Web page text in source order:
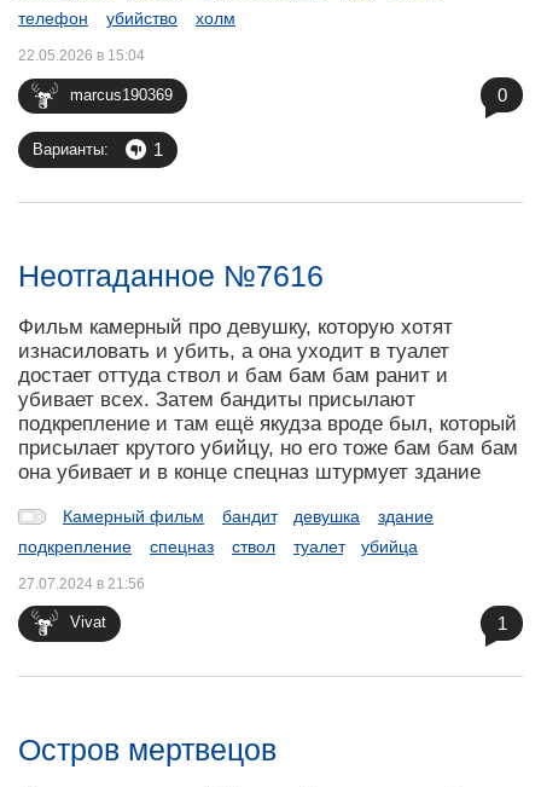
телефон
убийство холм
marcus190369
22.05.2026 в 15:04
Варианты: 1
0
Неотгаданное №7616
Фильм камерный про девушку, которую хотят
изнасиловать и убить, а она уходит в туалет
достает оттуда ствол и бам бам бам ранит и
убивает всех. Затем бандиты присылают
подкрепление и там ещё якудза вроде был, который
присылает крутого убийцу, но его тоже бам бам бам
она убивает и в конце спецназ штурмует здание
Камерный фильм бандит девушка
здание
подкрепление
спецназ ствол туалет убийца
Vivat
27.07.2024 в 21:56
1
Остров мертвецов